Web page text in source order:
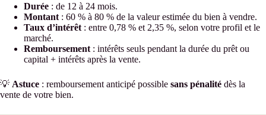
Durée : de 12 à 24 mois.
Montant : 60 % à 80 % de la valeur estimée du bien à vendre.
Taux d’intérêt : entre 0,78 % et 2,35 %, selon votre profil et le
marché.
Remboursement : intérêts seuls pendant la durée du prêt ou
capital + intérêts après la vente.
💡 Astuce : remboursement anticipé possible sans pénalité dès la
vente de votre bien.